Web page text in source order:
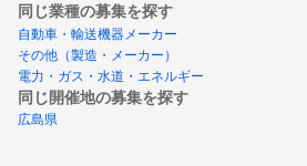
同じ業種の募集を探す
自動車・輸送機器メーカー
その他（製造・メーカー）
電力・ガス・水道・エネルギー
同じ開催地の募集を探す
広島県